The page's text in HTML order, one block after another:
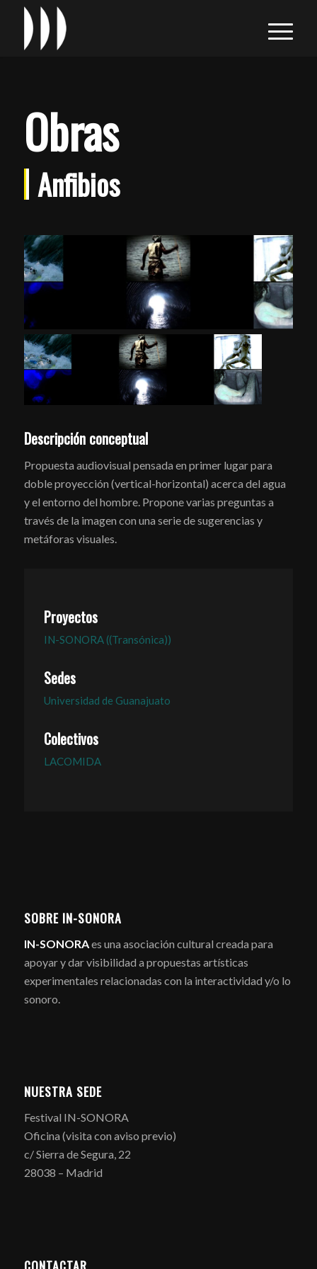
Obras
Anfibios
Descripción conceptual
Propuesta audiovisual pensada en primer lugar para
doble proyección (vertical-horizontal) acerca del agua
y el entorno del hombre. Propone varias preguntas a
través de la imagen con una serie de sugerencias y
metáforas visuales.
Proyectos
IN-SONORA ((Transónica))
Sedes
Universidad de Guanajuato
Colectivos
LACOMIDA
SOBRE IN-SONORA
IN-SONORAes una asociación cultural creada para
apoyar y dar visibilidad a propuestas artísticas
experimentales relacionadas con la interactividad y/o lo
sonoro.
NUESTRA SEDE
Festival IN-SONORA
Oficina (visita con aviso previo)
c/ Sierra de Segura, 22
28038 – Madrid
CONTACTAR